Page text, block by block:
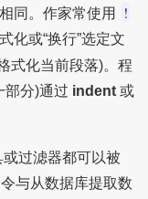
同。作家常使用 !
化或“换行”选定文
式化当前段落)。程
部分)通过 indent或
过滤器都可以被
与从数据库提取数